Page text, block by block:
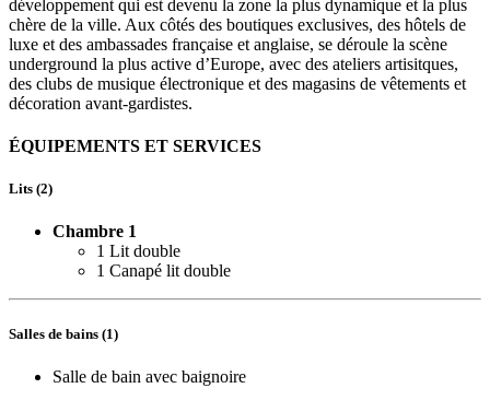
développement qui est devenu la zone la plus dynamique et la plus
chère de la ville. Aux côtés des boutiques exclusives, des hôtels de
luxe et des ambassades française et anglaise, se déroule la scène
underground la plus active d’Europe, avec des ateliers artisitques,
des clubs de musique électronique et des magasins de vêtements et
décoration avant-gardistes.
ÉQUIPEMENTS ET SERVICES
Lits (2)
Chambre 1
1 Lit double
1 Canapé lit double
Salles de bains (1)
Salle de bain avec baignoire